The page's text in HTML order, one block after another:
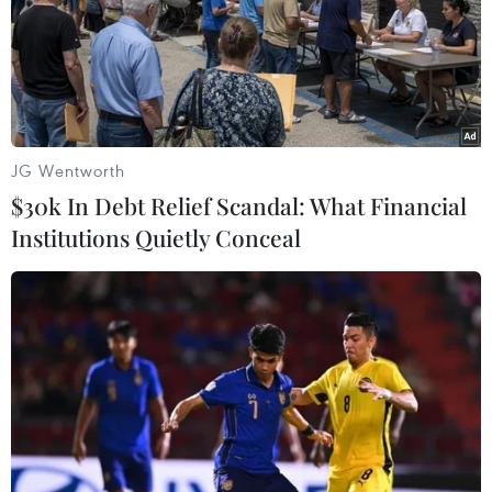
05/08/2021 12:35
Người Phát ngôn cho rằng Army Games là hoạt động
hết sức có ý nghĩa về mặt chính trị đối ngoại, đặc biệt
trong bối cảnh Việt Nam và Nga đang tăng cường củng
cố quan hệ hữu nghị truyền thống lâu đời.
JG Wentworth
$30k In Debt Relief Scandal: What Financial
Institutions Quietly Conceal